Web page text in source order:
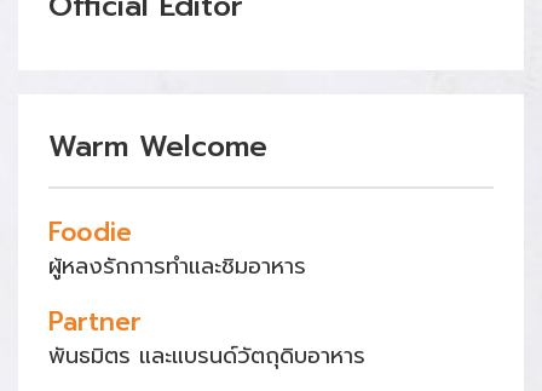
Warm Welcome
Foodie
ผู้หลงรักการทำและชิมอาหาร
Partner
พันธมิตร และแบรนด์วัตถุดิบอาหาร